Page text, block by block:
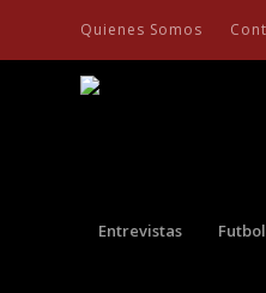
Quienes Somos
Entrevistas Futbol